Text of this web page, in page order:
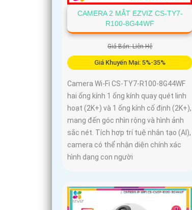
CAMERA 2 MẮT EZVIZ CS-TY7-
R100-8G44WF
Giá Bán: Liên Hệ
Giá Khuyến Mại: 5%-35%
Camera Wi-Fi CS-TY7-R100-8G44WF
hai ống kính 1 ống kính quay quét linh
hoạt (2K+) và 1 ống kính cố định (2K+),
mang đến góc nhìn rộng và hình ảnh
sắc nét. Tích hợp trí tuệ nhân tạo (AI),
camera có thể nhận diện chính xác
hình dạng con người